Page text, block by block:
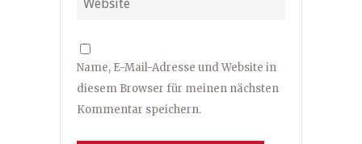
Name, E-Mail-Adresse und Website in
diesem Browser für meinen nächsten
Kommentar speichern.